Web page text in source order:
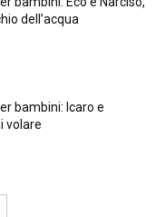
dell’acqua
bambini: Icaro e
volare